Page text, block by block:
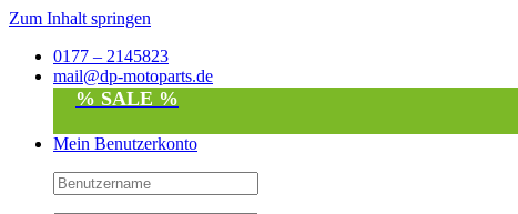
Zum Inhalt springen
0177 – 2145823
mail@dp-motoparts.de
% SALE %
Mein Benutzerkonto